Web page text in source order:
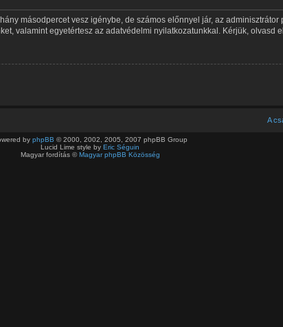
másodpercet vesz igénybe, de számos előnnyel jár, az
valamint egyetértesz az adatvédelmi nyilatkozatunkkal. Kérjük, olvasd
A
by phpBB © 2000, 2002, 2005, 2007 phpBB Group
Lucid Lime style by Eric Séguin
Magyar fordítás ©Magyar phpBB Közösség